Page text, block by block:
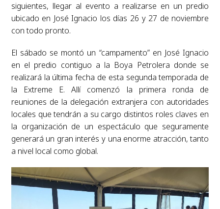
siguientes, llegar al evento a realizarse en un predio
ubicado en José Ignacio los días 26 y 27 de noviembre
con todo pronto.
El sábado se montó un “campamento” en José Ignacio
en el predio contiguo a la Boya Petrolera donde se
realizará la última fecha de esta segunda temporada de
la Extreme E. Allí comenzó la primera ronda de
reuniones de la delegación extranjera con autoridades
locales que tendrán a su cargo distintos roles claves en
la organización de un espectáculo que seguramente
generará un gran interés y una enorme atracción, tanto
a nivel local como global.